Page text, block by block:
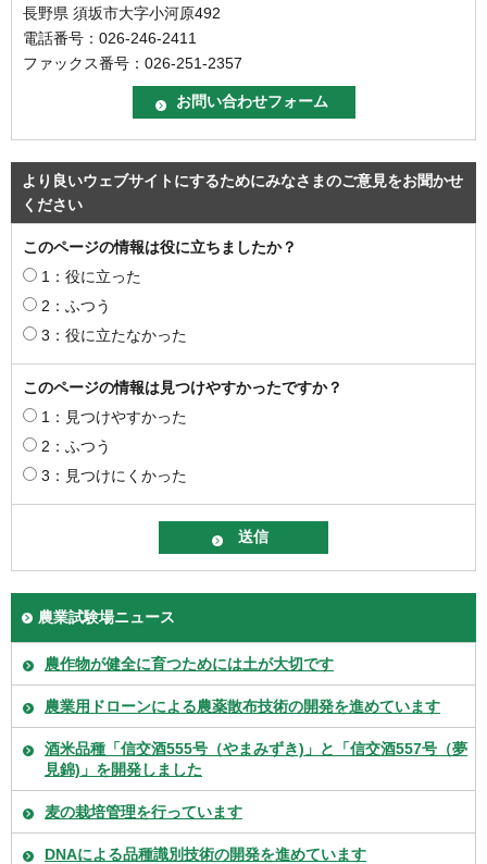
長野県 須坂市大字小河原492
電話番号：026-246-2411
ファックス番号：026-251-2357
より良いウェブサイトにするためにみなさまのご意見をお聞かせ
ください
このページの情報は役に立ちましたか？
1：役に立った
2：ふつう
3：役に立たなかった
このページの情報は見つけやすかったですか？
1：見つけやすかった
2：ふつう
3：見つけにくかった
農業試験場ニュース
農作物が健全に育つためには土が大切です
農業用ドローンによる農薬散布技術の開発を進めています
酒米品種「信交酒555号（やまみずき)」と「信交酒557号（夢
見錦)」を開発しました
麦の栽培管理を行っています
DNAによる品種識別技術の開発を進めています